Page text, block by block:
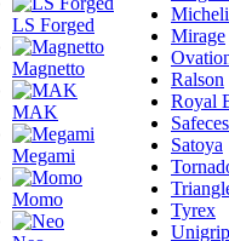
LS Forged
Magnetto
MAK
Megami
Momo
Mirage
Ralson
Royal
Satoya
Tyrex
Unigrip